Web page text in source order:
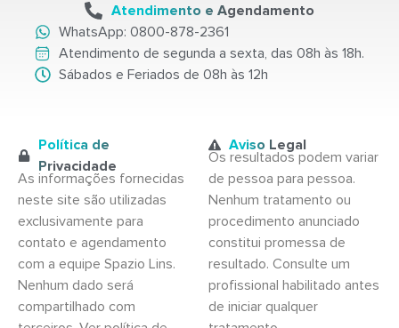
Atendimento e Agendamento
WhatsApp: 0800-878-2361
Atendimento de segunda a sexta, das 08h às 18h.
Sábados e Feriados de 08h às 12h
Política de
Privacidade
As informações fornecidas
neste site são utilizadas
exclusivamente para
contato e agendamento
com a equipe Spazio Lins.
Nenhum dado será
compartilhado com
Aviso Legal
Os resultados podem variar
de pessoa para pessoa.
Nenhum tratamento ou
procedimento anunciado
constitui promessa de
resultado. Consulte um
profissional habilitado antes
de iniciar qualquer